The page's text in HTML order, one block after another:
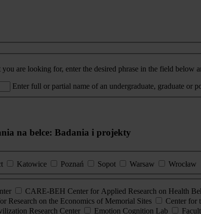
are looking for, enter the desired phrase in the field below
Enter full or partial name of an undergraduate, graduate or
na belce: Badania i projekty
Katowice Poznań Sopot Warsaw
Wrocław
CARE-BEH Center for Applied Research on Health
Research on the Economics of Memorial Sites Center for
Research Center Emotion Cognition Lab